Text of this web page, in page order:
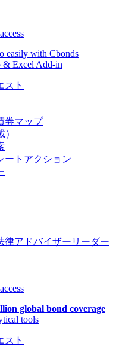
easily with Cbonds
& Excel Add-in
スト
券マップ
ートアクション
律アドバイザーリーダー
global bond coverage
tools
スト